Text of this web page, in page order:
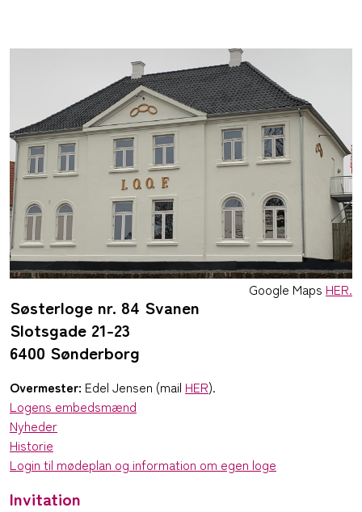
Google Maps HER.
Søsterloge nr. 84 Svanen
Slotsgade 21-23
6400 Sønderborg
Overmester: Edel Jensen (mail HER).
Logens embedsmænd
Nyheder
Historie
Login til mødeplan og information om egen loge
Invitation